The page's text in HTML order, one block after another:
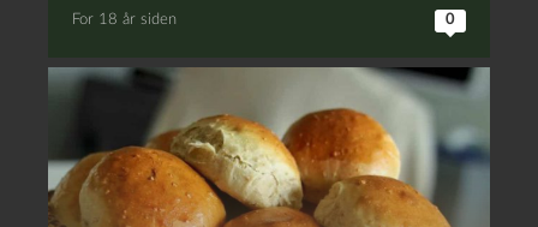
For 18 år siden 0